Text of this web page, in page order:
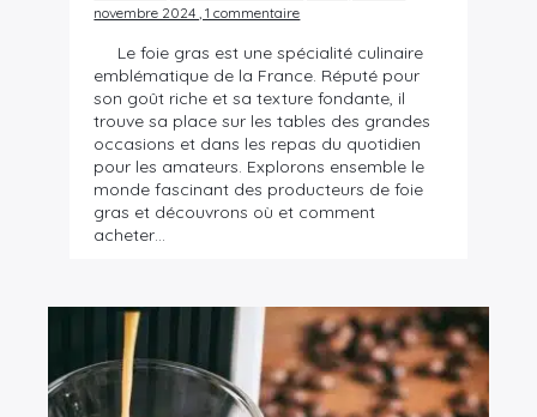
novembre 2024 , 1 commentaire
Le foie gras est une spécialité culinaire
emblématique de la France. Réputé pour
son goût riche et sa texture fondante, il
trouve sa place sur les tables des grandes
occasions et dans les repas du quotidien
pour les amateurs. Explorons ensemble le
monde fascinant des producteurs de foie
gras et découvrons où et comment
acheter…